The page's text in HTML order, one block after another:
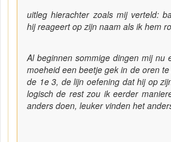
uitleg hierachter zoals mij verteld:
hij reageert op zijn naam als ik hem
Al beginnen sommige dingen mij nu
moeheid een beetje gek in de oren
de 1e 3, de lijn oefening dat hij op
logisch de rest zou ik eerder
anders doen, leuker vinden het